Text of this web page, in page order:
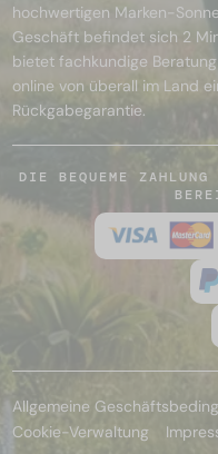
hochwertigen Marken-
Geschäft befindet sich 2
bietet fachkundige
online von überall im Land
Rückgabegarantie.
DIE BEQUEME
Allgemeine
Cookie-Verwaltung